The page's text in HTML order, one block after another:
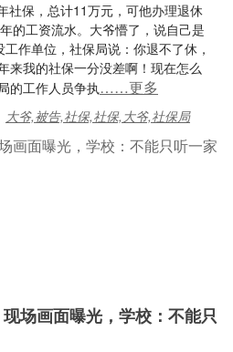
社保，总计11万元，可他办理退休
的工资流水。大爷懵了，说自己是
作单位，社保局说：你退不了休，
来我的社保一分没差啊！现在怎么
的工作人员争执……更多
大爷,被告,社保,社保,大爷,社保局
场画面曝光，学校：不能只